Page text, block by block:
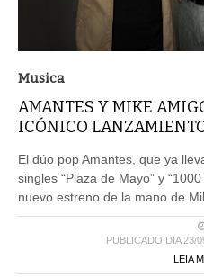
Musica
AMANTES Y MIKE
ICÓNICO
El dúo pop Amantes, que ya
singles “Plaza de Mayo” y
nuevo estreno de la mano de
PUBLICADO DIA 23/
LEIA